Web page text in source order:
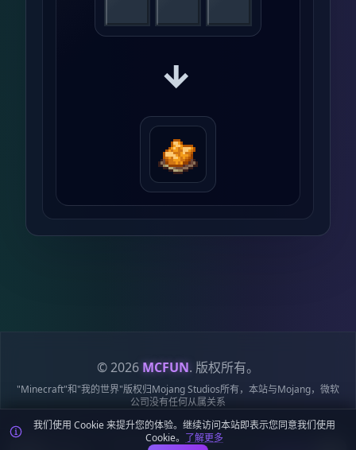
→
© 2026 MCFUN. 版权所有。
"Minecraft"和"我的世界"版权归Mojang Studios所有，本站与Mojang，微软
公司没有任何从属关系
隐私政策服务条款Cookie 政策站点地图鄂ICP备19018284号-6
鄂公网安备42018502009170号
麦块迷APP - 在这里总会找到你喜欢的MC基
我们使用 Cookie 来提升您的体验。继续访问本站即表示您同意我们使用
Cookie。 了解更多